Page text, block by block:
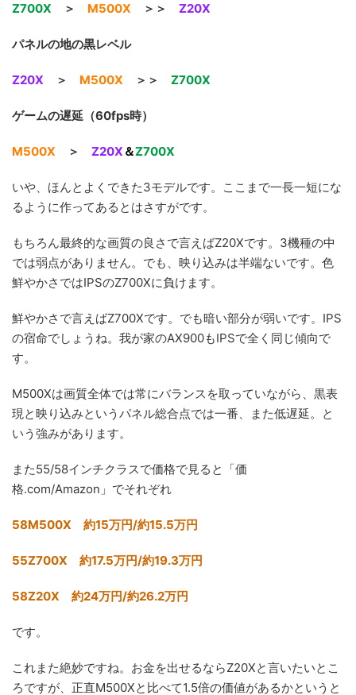
Z700X ＞ M500X ＞＞ Z20X
パネルの地の黒レベル
Z20X ＞ M500X ＞＞ Z700X
ゲームの遅延（60fps時）
M500X ＞ Z20X ＆Z700X
いや、ほんとよくできた3モデルです。ここまで一長一短にな
るように作ってあるとはさすがです。
もちろん最終的な画質の良さで言えばZ20Xです。3機種の中
では弱点がありません。でも、映り込みは半端ないです。色
鮮やかさではIPSのZ700Xに負けます。
鮮やかさで言えばZ700Xです。でも暗い部分が弱いです。IPS
の宿命でしょうね。我が家のAX900もIPSで全く同じ傾向で
す。
M500Xは画質全体では常にバランスを取っていながら、黒表
現と映り込みというパネル総合点では一番、また低遅延。と
いう強みがあります。
また55/58インチクラスで価格で見ると「価
格.com/Amazon」でそれぞれ
58M500X 約15万円/約15.5万円
55Z700X 約17.5万円/約19.3万円
58Z20X 約24万円/約26.2万円
です。
これまた絶妙ですね。お金を出せるならZ20Xと言いたいとこ
ろですが、正直M500Xと比べて1.5倍の価値があるかというと